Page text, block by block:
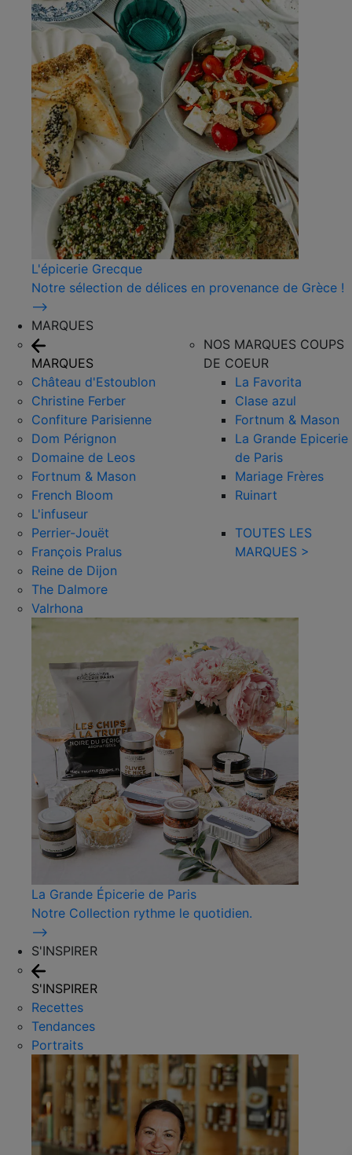
L'épicerie Grecque
Notre sélection de délices en provenance de Grèce !
⟶
MARQUES
MARQUES
Château d'Estoublon
Christine Ferber
Confiture Parisienne
Dom Pérignon
Domaine de Leos
Fortnum & Mason
French Bloom
L'infuseur
Perrier-Jouët
François Pralus
Reine de Dijon
The Dalmore
Valrhona
NOS MARQUES COUPS
DE COEUR
La Favorita
Clase azul
Fortnum & Mason
La Grande Epicerie
de Paris
Mariage Frères
Ruinart
TOUTES LES
MARQUES >
La Grande Épicerie de Paris
Notre Collection rythme le quotidien.
⟶
S'INSPIRER
S'INSPIRER
Recettes
Tendances
Portraits